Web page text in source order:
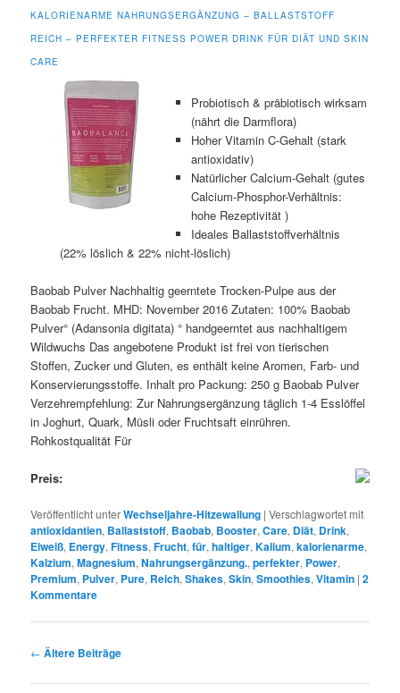
ALORIENARME NAHRUNGSERGÄNZUNG – BALLASTSTOFF R
EICH – PERFEKTER FITNESS POWER DRINK FÜR DIÄT UND SKIN C
ARE
Probiotisch & präbiotisch wirksam
(nährt die Darmflora)
Hoher Vitamin C-Gehalt (stark
antioxidativ)
Natürlicher Calcium-Gehalt (gutes
Calcium-Phosphor-Verhältnis:
hohe Rezeptivität )
Ideales Ballaststoffverhältnis
(22% löslich & 22% nicht-löslich)
Baobab Pulver Nachhaltig geerntete Trocken-Pulpe aus der
Baobab Frucht. MHD: November 2016 Zutaten: 100% Baobab
Pulver° (Adansonia digitata) ° handgeerntet aus nachhaltigem
Wildwuchs Das angebotene Produkt ist frei von tierischen
Stoffen, Zucker und Gluten, es enthält keine Aromen, Farb- und
Konservierungsstoffe. Inhalt pro Packung: 250 g Baobab Pulver
Verzehrempfehlung: Zur Nahrungsergänzung täglich 1-4 Esslöffel
in Joghurt, Quark, Müsli oder Fruchtsaft einrühren.
Rohkostqualität Für
Preis:
Veröffentlicht unterWechseljahre-Hitzewallung |Verschlagwortet mit
antioxidantien, Ballaststoff, Baobab, Booster,Care, Diät, Drink,
Eiweiß, Energy,Fitness,Frucht,für,haltiger,Kalium,kalorienarme,
Kalzium,Magnesium,Nahrungsergänzung.,perfekter, Power,
Premium, Pulver, Pure, Reich,Shakes,Skin,Smoothies,Vitamin |2
Kommentare
Beitrags-
← Ältere Beiträge